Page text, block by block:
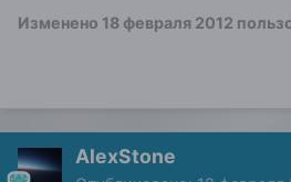
Изменено 18 февраля 2012
AlexStone